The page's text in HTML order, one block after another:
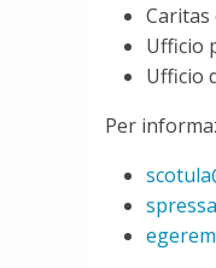
Caritas
Ufficio
Ufficio
Per